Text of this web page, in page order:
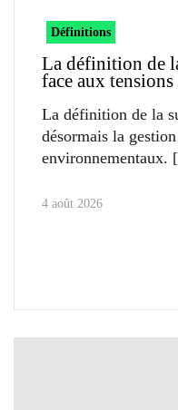
Définitions
La définition de
face aux
La définition de la
désormais la
environnementaux.
4 août 2026